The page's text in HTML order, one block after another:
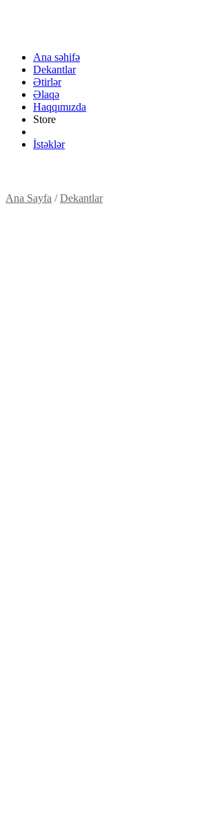
Ana səhifə
Dekantlar
Ətirlər
Əlaqə
Haqqımızda
Store
İstəklər
Ana Sayfa /Dekantlar